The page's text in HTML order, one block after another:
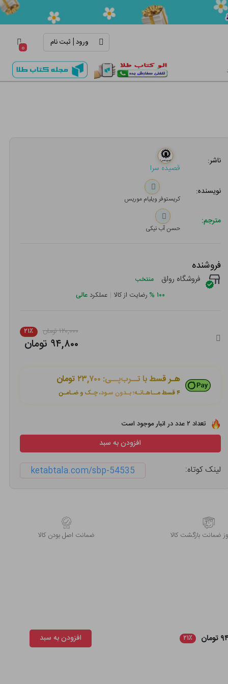
ورود| ثبت نام ۰
ناشر:
قصیده سرا
نویسنده:
کریستوفر ویلیام موریس
مترجم:
حسن آب نیکی
فروشنده
فروشگاه رواق منتخب
۱۰۰ % رضایت از کالا | عملکرد عالی
۱۲۰,۰۰۰ تومان ۲۱٪
۹۴,۸۰۰ تومان
هـر قسط با تــرب‌پــی: ۲۳,۷۰۰ تومان
۴ قسط مــاهـانـه؛ بـدون سـود، چـک و ضـامـن
تعداد ۲ عدد در انبار موجود است
افزودن به سبد
لینک کوتاه: ketabtala.com/sbp-54535
ضمانت بازگشت کالا ﺿﻤﺎﻧﺖ اﺻﻞ ﺑﻮدن ﮐﺎﻟﺎ
۲۱٪ افزودن به سبد